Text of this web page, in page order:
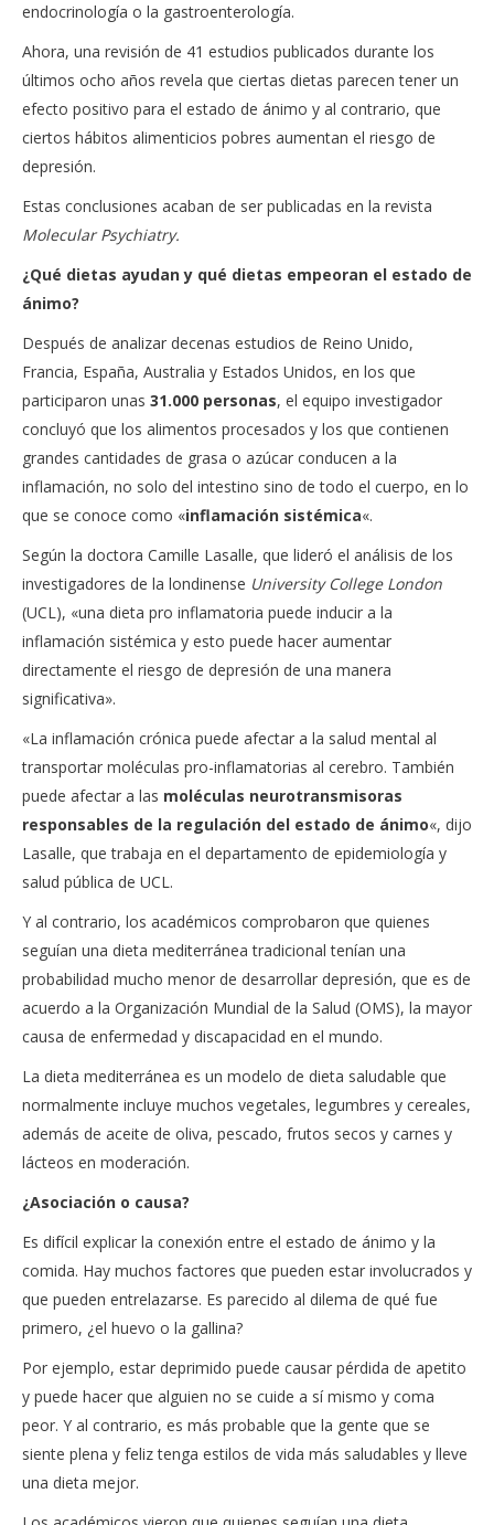
endocrinología o la gastroenterología.
Ahora, una revisión de 41 estudios publicados durante los
últimos ocho años revela que ciertas dietas parecen tener un
efecto positivo para el estado de ánimo y al contrario, que
ciertos hábitos alimenticios pobres aumentan el riesgo de
depresión.
Estas conclusiones acaban de ser publicadas en la revista
Molecular Psychiatry.
¿Qué dietas ayudan y qué dietas empeoran el estado de
ánimo?
Después de analizar decenas estudios de Reino Unido,
Francia, España, Australia y Estados Unidos, en los que
participaron unas 31.000 personas, el equipo investigador
concluyó que los alimentos procesados y los que contienen
grandes cantidades de grasa o azúcar conducen a la
inflamación, no solo del intestino sino de todo el cuerpo, en lo
que se conoce como «inflamación sistémica«.
Según la doctora Camille Lasalle, que lideró el análisis de los
investigadores de la londinense University College London
(UCL), «una dieta pro inflamatoria puede inducir a la
inflamación sistémica y esto puede hacer aumentar
directamente el riesgo de depresión de una manera
significativa».
«La inflamación crónica puede afectar a la salud mental al
transportar moléculas pro-inflamatorias al cerebro. También
puede afectar a las moléculas neurotransmisoras
responsables de la regulación del estado de ánimo«, dijo
Lasalle, que trabaja en el departamento de epidemiología y
salud pública de UCL.
Y al contrario, los académicos comprobaron que quienes
seguían una dieta mediterránea tradicional tenían una
probabilidad mucho menor de desarrollar depresión, que es de
acuerdo a la Organización Mundial de la Salud (OMS), la mayor
causa de enfermedad y discapacidad en el mundo.
La dieta mediterránea es un modelo de dieta saludable que
normalmente incluye muchos vegetales, legumbres y cereales,
además de aceite de oliva, pescado, frutos secos y carnes y
lácteos en moderación.
¿Asociación o causa?
Es difícil explicar la conexión entre el estado de ánimo y la
comida. Hay muchos factores que pueden estar involucrados y
que pueden entrelazarse. Es parecido al dilema de qué fue
primero, ¿el huevo o la gallina?
Por ejemplo, estar deprimido puede causar pérdida de apetito
y puede hacer que alguien no se cuide a sí mismo y coma
peor. Y al contrario, es más probable que la gente que se
siente plena y feliz tenga estilos de vida más saludables y lleve
una dieta mejor.